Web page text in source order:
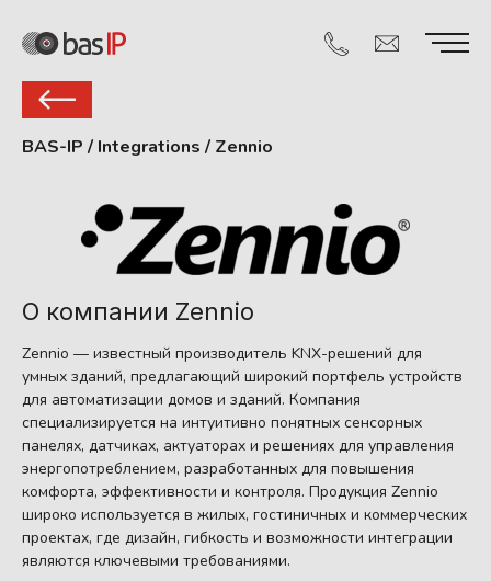
BAS-IP / Integrations / Zennio
О компании Zennio
Zennio — известный производитель KNX-решений для
умных зданий, предлагающий широкий портфель устройств
для автоматизации домов и зданий. Компания
специализируется на интуитивно понятных сенсорных
панелях, датчиках, актуаторах и решениях для управления
энергопотреблением, разработанных для повышения
комфорта, эффективности и контроля. Продукция Zennio
широко используется в жилых, гостиничных и коммерческих
проектах, где дизайн, гибкость и возможности интеграции
являются ключевыми требованиями.